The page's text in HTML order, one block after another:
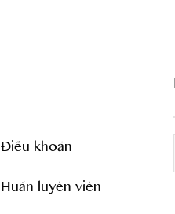
Điều khoản
Huấn luyên viên